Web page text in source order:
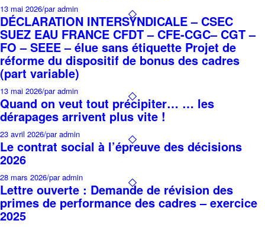
13 mai 2026/par admin
DÉCLARATION INTERSYNDICALE – CSEC
SUEZ EAU FRANCE CFDT – CFE-CGC– CGT –
FO – SEEE – élue sans étiquette Projet de
réforme du dispositif de bonus des cadres
(part variable)
13 mai 2026/par admin
Quand on veut tout précipiter… … les
dérapages arrivent plus vite !
23 avril 2026/par admin
Le contrat social à l’épreuve des décisions
2026
28 mars 2026/par admin
Lettre ouverte : Demande de révision des
primes de performance des cadres – exercice
2025